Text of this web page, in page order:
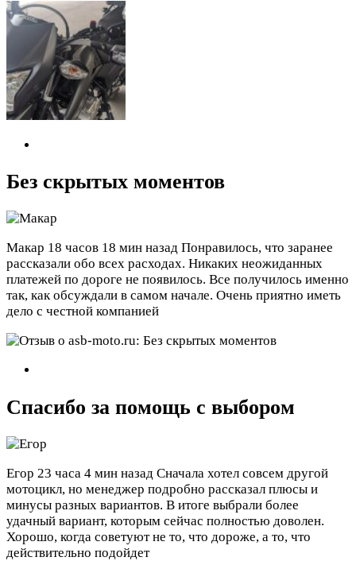
Без скрытых моментов
Макар 18 часов 18 мин назад Понравилось, что заранее
рассказали обо всех расходах. Никаких неожиданных
платежей по дороге не появилось. Все получилось именно
так, как обсуждали в самом начале. Очень приятно иметь
дело с честной компанией
Спасибо за помощь с выбором
Егор 23 часа 4 мин назад Сначала хотел совсем другой
мотоцикл, но менеджер подробно рассказал плюсы и
минусы разных вариантов. В итоге выбрали более
удачный вариант, которым сейчас полностью доволен.
Хорошо, когда советуют не то, что дороже, а то, что
действительно подойдет